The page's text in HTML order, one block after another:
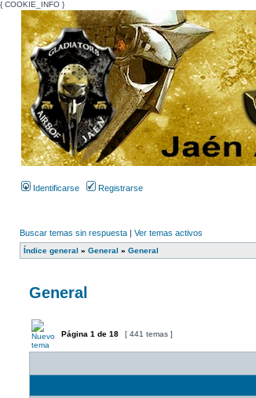
{ COOKIE_INFO }
Identificarse Registrarse
Buscar temas sin respuesta | Ver temas activos
Índice general » General » General
General
Página 1 de 18 [ 441 temas ]